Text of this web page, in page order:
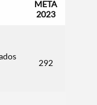
META
2023
292